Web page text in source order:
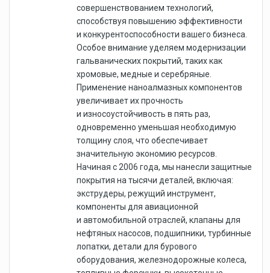
совершенствованием технологий,
способствуя повышению эффективности
и конкурентоспособности вашего бизнеса.
Особое внимание уделяем модернизации
гальванических покрытий, таких как
хромовые, медные и серебряные.
Применение наноалмазных компонентов
увеличивает их прочность
и износоустойчивость в пять раз,
одновременно уменьшая необходимую
толщину слоя, что обеспечивает
значительную экономию ресурсов.
Начиная с 2006 года, мы нанесли защитные
покрытия на тысячи деталей, включая:
экструдеры, режущий инструмент,
компоненты для авиационной
и автомобильной отраслей, клапаны для
нефтяных насосов, подшипники, турбинные
лопатки, детали для бурового
оборудования, железнодорожные колеса,